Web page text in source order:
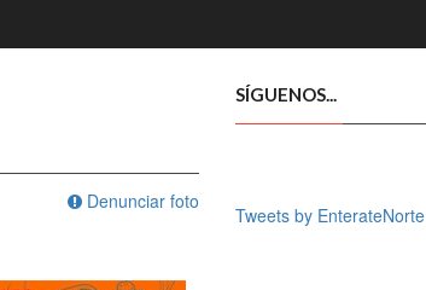
Denunciar foto
SÍGUENOS...
Tweets by EnterateNorte